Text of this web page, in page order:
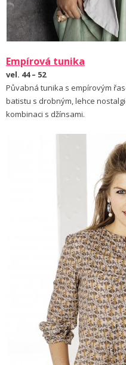
Empírová tunika
vel. 44 – 52
Půvabná tunika s empírovým
batistu s drobným, lehce
kombinaci s džínsami.